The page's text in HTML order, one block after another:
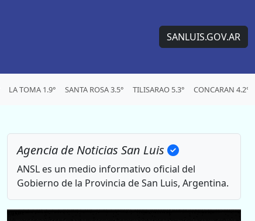
SANLUIS.GOV.AR
LA TOMA 1.9° SANTA ROSA 3.5° TILISARAO 5.3° CONCARAN 4.2°
Agencia de Noticias San Luis
ANSL es un medio informativo oficial del
Gobierno de la Provincia de San Luis, Argentina.